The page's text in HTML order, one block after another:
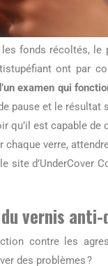
fonds récoltés,
ont par
examen qui
pause et le résultat
qu’il est capable
verre,
site d’UnderCover
vernis
contre les
des problèmes ?